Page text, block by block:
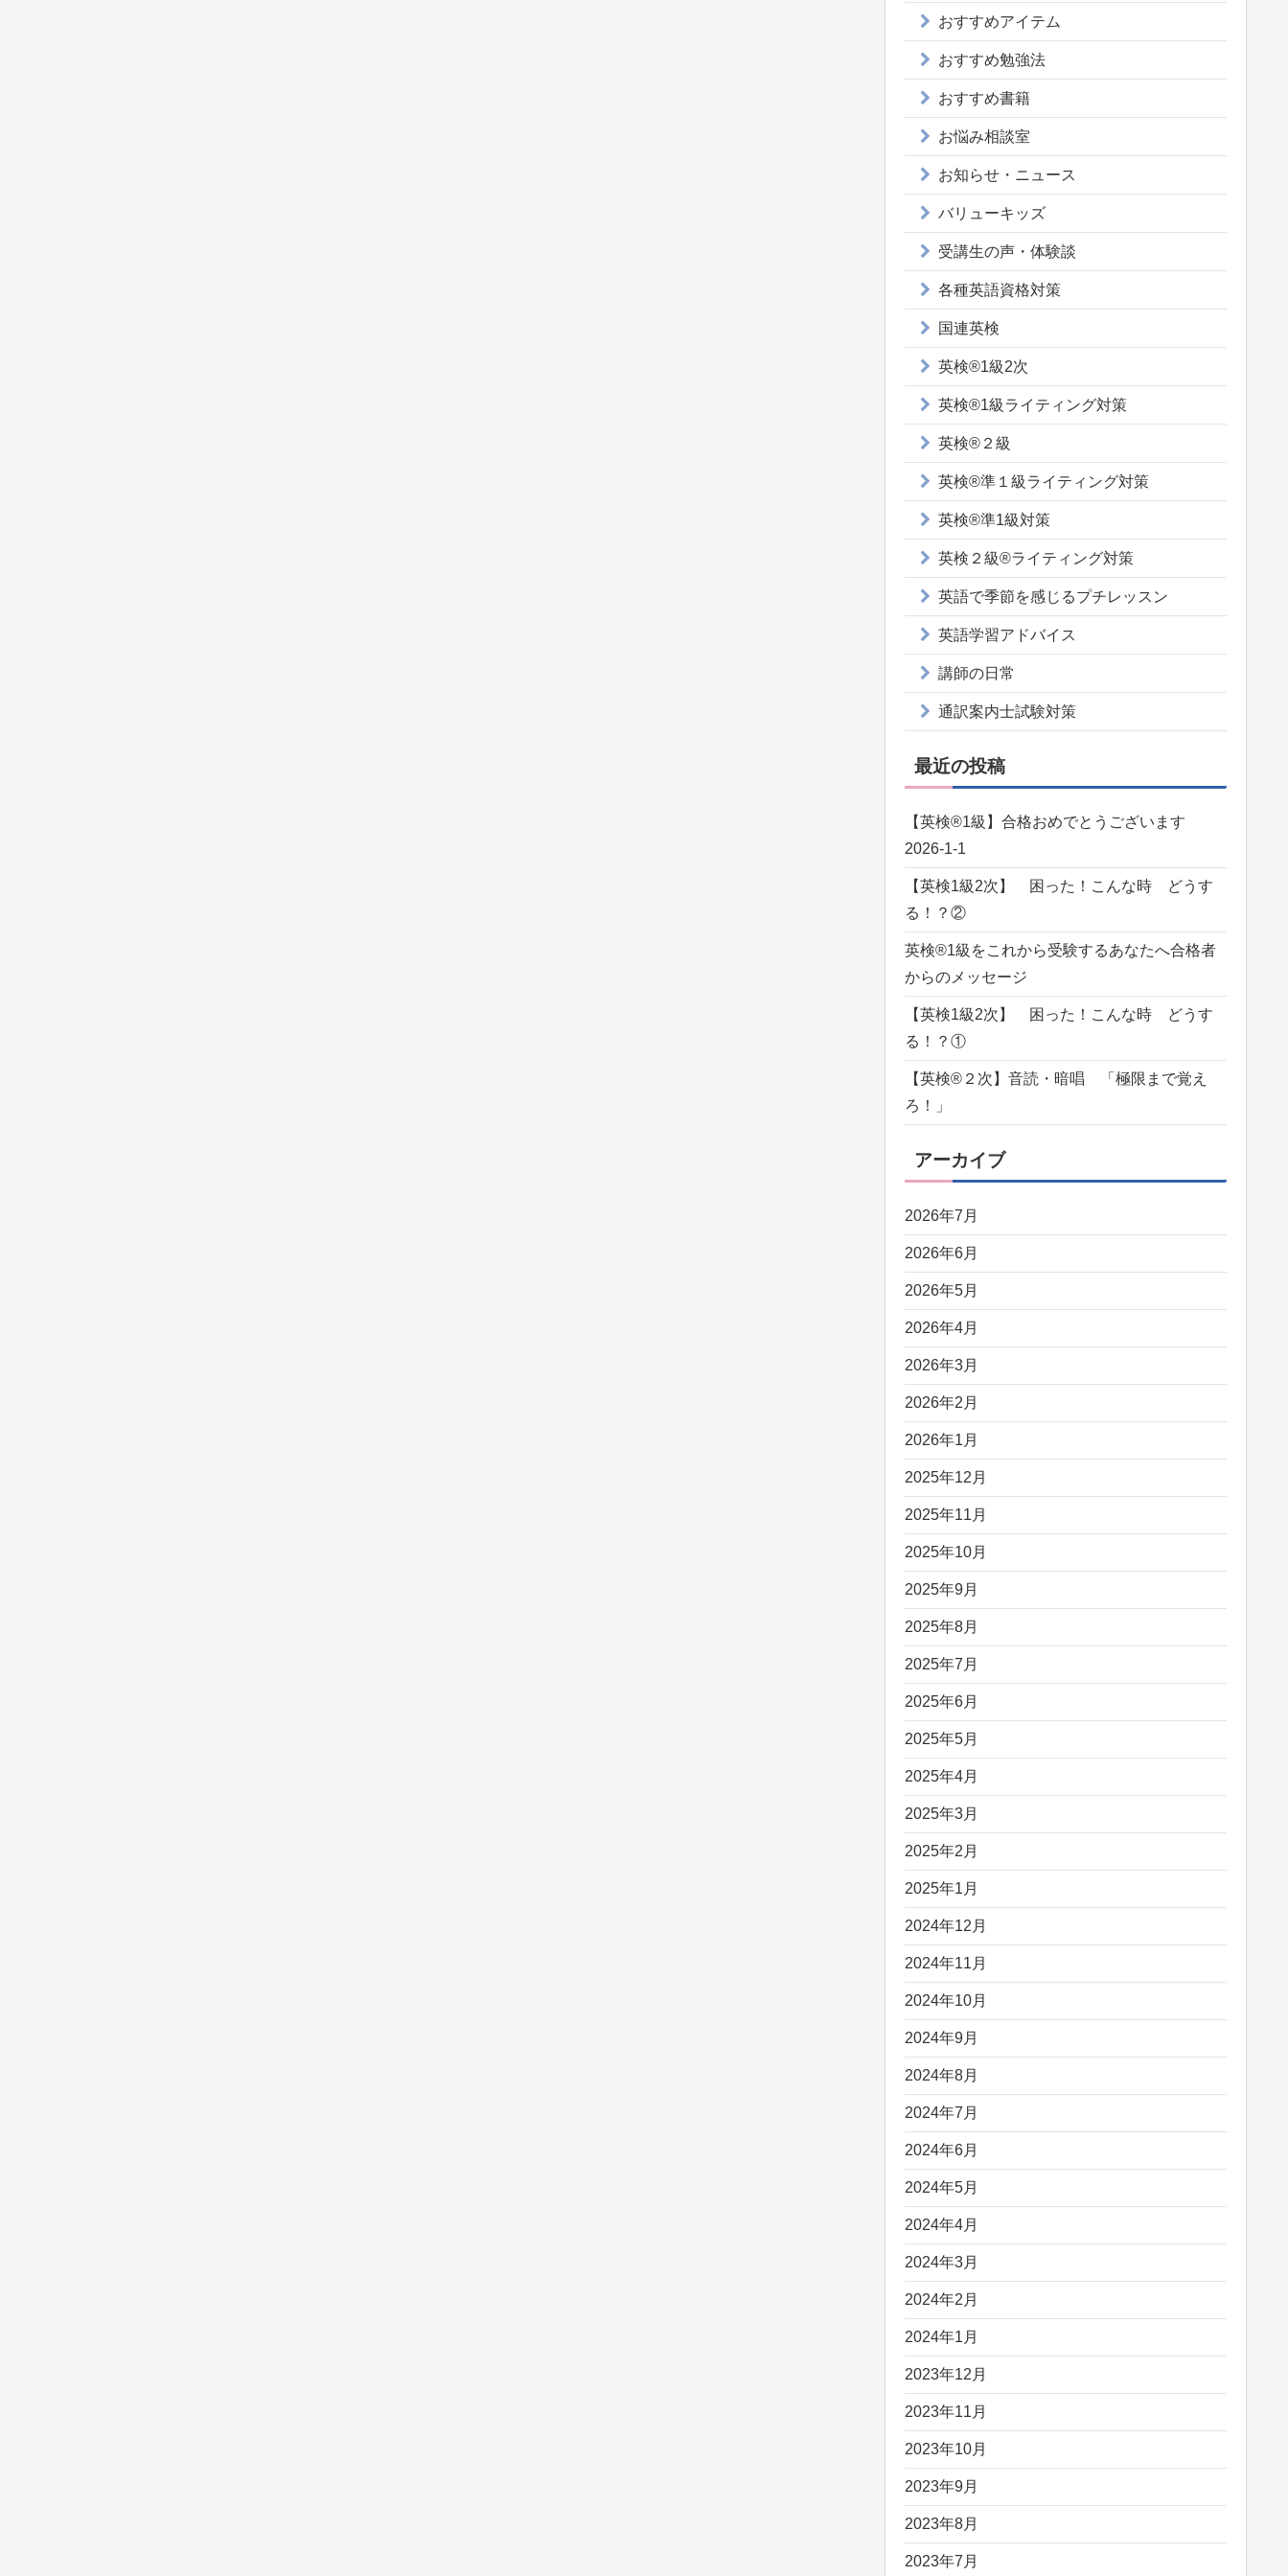
おすすめアイテム
おすすめ勉強法
おすすめ書籍
お悩み相談室
お知らせ・ニュース
バリューキッズ
受講生の声・体験談
各種英語資格対策
国連英検
英検®1級2次
英検®1級ライティング対策
英検®２級
英検®準１級ライティング対策
英検®準1級対策
英検２級®ライティング対策
英語で季節を感じるプチレッスン
英語学習アドバイス
講師の日常
通訳案内士試験対策
最近の投稿
【英検®️1級】合格おめでとうございます
2026-1-1
【英検1級2次】 困った！こんな時 どうす
る！？②
英検®️1級をこれから受験するあなたへ合格者
からのメッセージ
【英検1級2次】 困った！こんな時 どうす
る！？①
【英検®️２次】音読・暗唱 「極限まで覚え
ろ！」
アーカイブ
2026年7月
2026年6月
2026年5月
2026年4月
2026年3月
2026年2月
2026年1月
2025年12月
2025年11月
2025年10月
2025年9月
2025年8月
2025年7月
2025年6月
2025年5月
2025年4月
2025年3月
2025年2月
2025年1月
2024年12月
2024年11月
2024年10月
2024年9月
2024年8月
2024年7月
2024年6月
2024年5月
2024年4月
2024年3月
2024年2月
2024年1月
2023年12月
2023年11月
2023年10月
2023年9月
2023年8月
2023年7月